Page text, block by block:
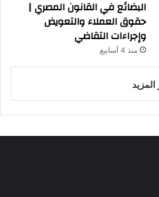
البضائع في القانون المصري |
حقوق العملاء والتعويض
وإجراءات التقاضي
منذ 4 أسابيع
المزيد